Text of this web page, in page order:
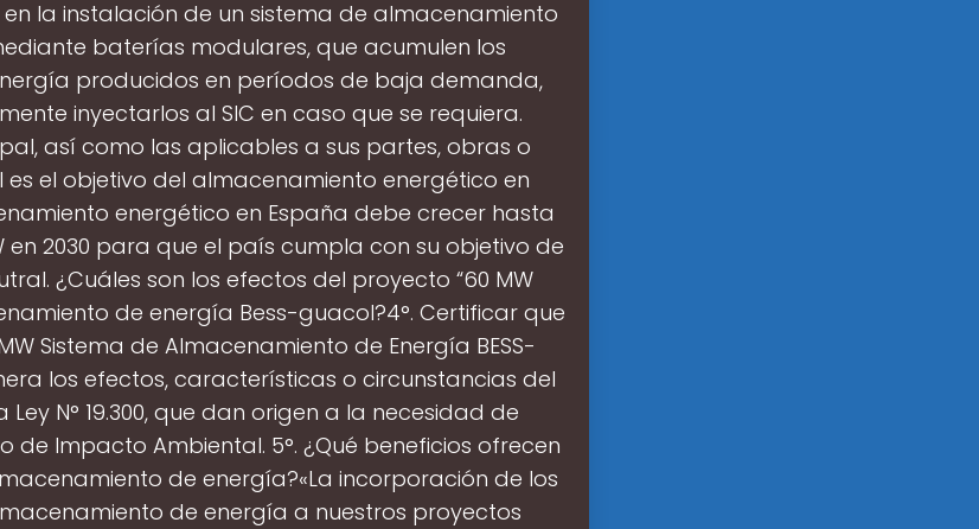
la instalación de un sistema de almacenamiento
baterías modulares, que acumulen los
producidos en períodos de baja demanda,
inyectarlos al SIC en caso que se requiera.
así como las aplicables a sus partes, obras o
es el objetivo del almacenamiento energético en
energético en España debe crecer hasta
en 2030 para que el país cumpla con su objetivo de
¿Cuáles son los efectos del proyecto “60 MW
de energía Bess-guacol?4°. Certificar que
Sistema de Almacenamiento de Energía BESS-
los efectos, características o circunstancias del
Ley N° 19.300, que dan origen a la necesidad de
de Impacto Ambiental. 5°. ¿Qué beneficios ofrecen
de energía?«La incorporación de los
de energía a nuestros proyectos